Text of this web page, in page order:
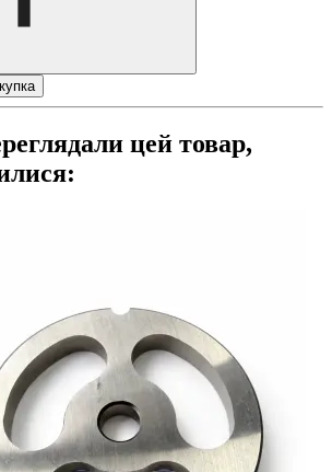
цей товар,